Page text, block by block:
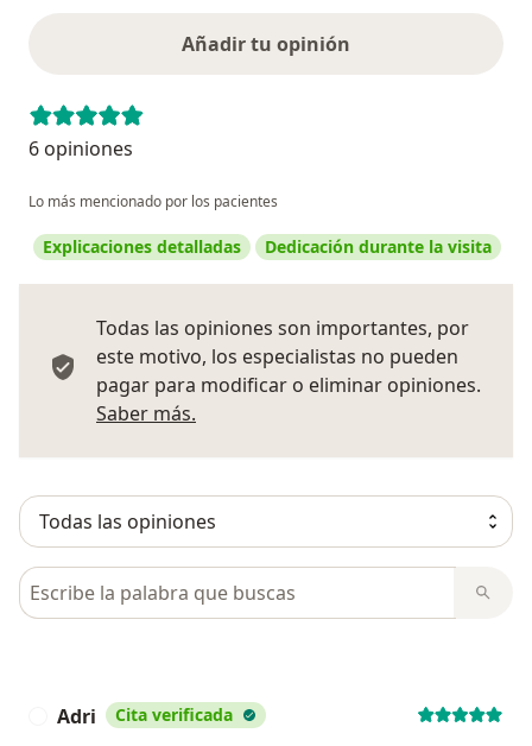
Añadir tu opinión
6 opiniones
Lo más mencionado por los pacientes
Explicaciones detalladas Dedicación durante la visita
Todas las opiniones son importantes, por
este motivo, los especialistas no pueden
pagar para modificar o eliminar opiniones.
Saber más.
Busca en opiniones
Adri Cita verificada